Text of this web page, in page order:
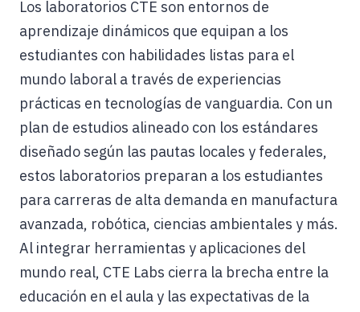
Los laboratorios CTE son entornos de
aprendizaje dinámicos que equipan a los
estudiantes con habilidades listas para el
mundo laboral a través de experiencias
prácticas en tecnologías de vanguardia. Con un
plan de estudios alineado con los estándares
diseñado según las pautas locales y federales,
estos laboratorios preparan a los estudiantes
para carreras de alta demanda en manufactura
avanzada, robótica, ciencias ambientales y más.
Al integrar herramientas y aplicaciones del
mundo real, CTE Labs cierra la brecha entre la
educación en el aula y las expectativas de la